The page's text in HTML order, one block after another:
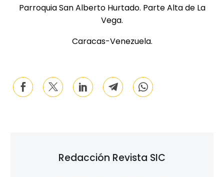
Parroquia San Alberto Hurtado. Parte Alta de La
Vega.
Caracas-Venezuela.
Redacción Revista SIC